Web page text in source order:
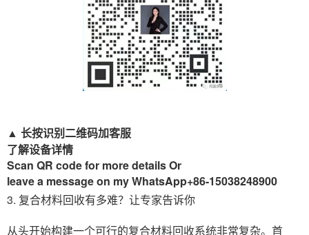
▲ 长按识别二维码加客服
了解设备详情
Scan QR code for more details Or
leave a message on my WhatsApp+86-15038248900
3. 复合材料回收有多难？让专家告诉你
从头开始构建一个可行的复合材料回收系统非常复杂。首